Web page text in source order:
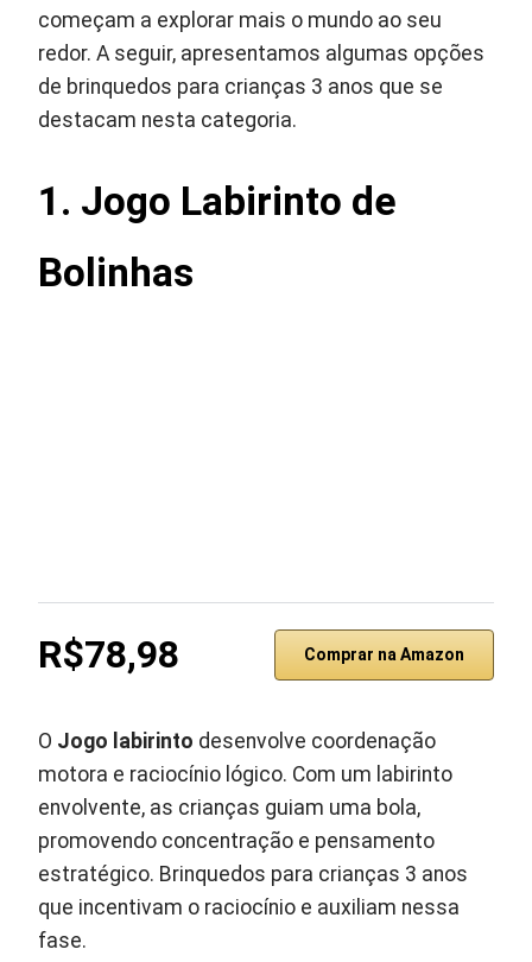
começam a explorar mais o mundo ao seu
redor. A seguir, apresentamos algumas opções
de brinquedos para crianças 3 anos que se
destacam nesta categoria.
1. Jogo Labirinto de
Bolinhas
R$78,98 Comprar na Amazon
O Jogo labirinto desenvolve coordenação
motora e raciocínio lógico. Com um labirinto
envolvente, as crianças guiam uma bola,
promovendo concentração e pensamento
estratégico. Brinquedos para crianças 3 anos
que incentivam o raciocínio e auxiliam nessa
fase.